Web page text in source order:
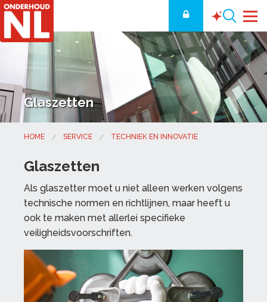
Glaszetten
HOME SERVICE TECHNIEK EN INNOVATIE
Glaszetten
Als glaszetter moet u niet alleen werken volgens
technische normen en richtlijnen, maar heeft u
ook te maken met allerlei specifieke
veiligheidsvoorschriften.